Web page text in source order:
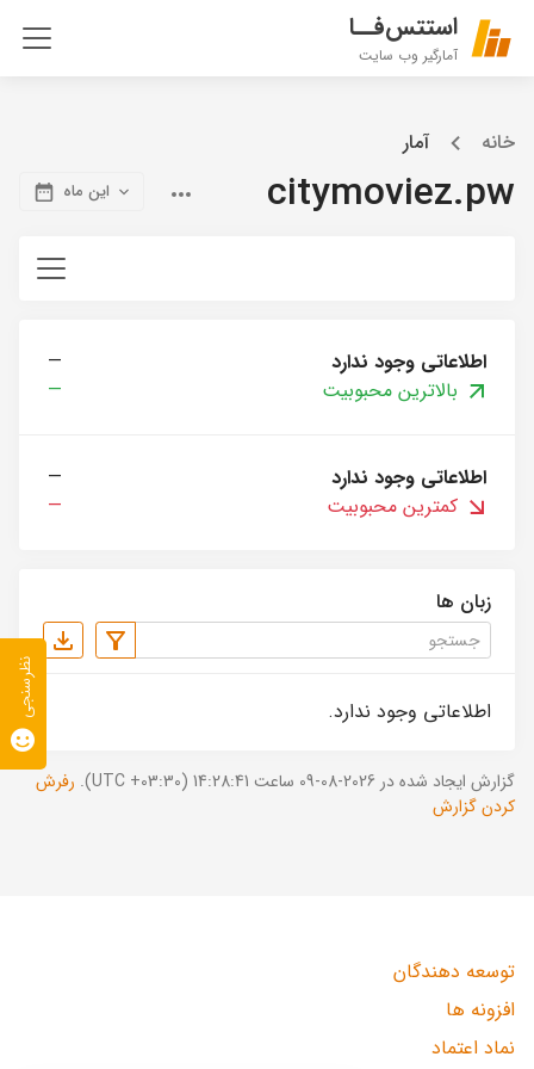
استتس‌فــا
آمارگیر وب سایت
خانه آمار
citymoviez.pw این ماه
اطلاعاتی وجود ندارد
—
بالاترین محبوبیت
—
اطلاعاتی وجود ندارد
—
کمترین محبوبیت
—
زبان ها
اطلاعاتی وجود ندارد.
گزارش ایجاد شده در 2026-08-09 ساعت 14:28:41 (UTC +03:30).
رفرش
کردن گزارش
توسعه دهندگان
افزونه ها
نماد اعتماد
نظرسنجی